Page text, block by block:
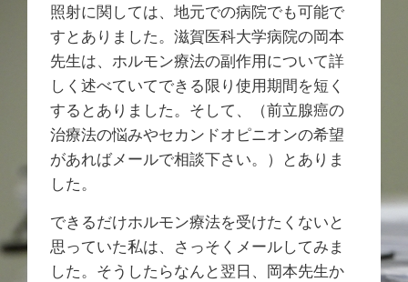
照射に関しては、地元での病院でも可能で
すとありました。滋賀医科大学病院の岡本
先生は、ホルモン療法の副作用について詳
しく述べていてできる限り使用期間を短く
するとありました。そして、（前立腺癌の
治療法の悩みやセカンドオピニオンの希望
があればメールで相談下さい。）とありま
した。
できるだけホルモン療法を受けたくないと
思っていた私は、さっそくメールしてみま
した。そうしたらなんと翌日、岡本先生か